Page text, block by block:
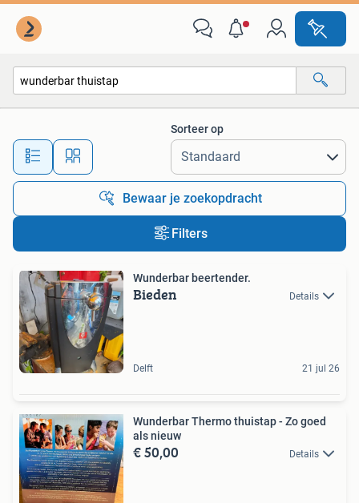
Alle afstanden…
Sorteer op
Bewaar je zoekopdracht
Filters
Wunderbar beertender.
Bieden Details
Delft 21 jul 26
Wunderbar Thermo thuistap - Zo goed
als nieuw
€ 50,00 Details